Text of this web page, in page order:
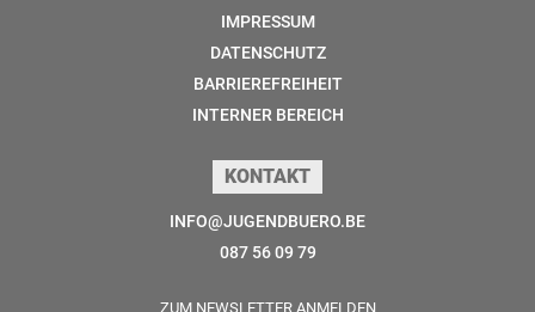
IMPRESSUM
DATENSCHUTZ
BARRIEREFREIHEIT
INTERNER BEREICH
KONTAKT
INFO@JUGENDBUERO.BE
087 56 09 79
ZUM NEWSLETTER ANMELDEN